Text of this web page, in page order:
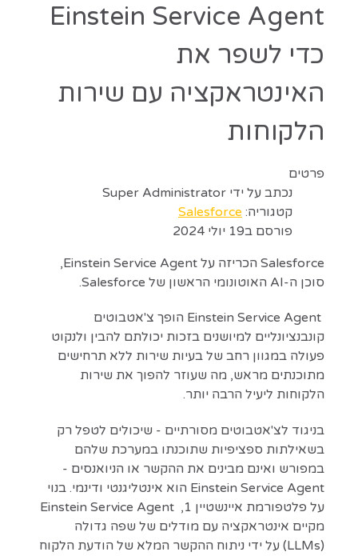
Einstein Service Agent
כדי לשפר את
האינטראקציה עם שירות
הלקוחות
פרטים
נכתב על ידיSuper Administrator
קטגוריה:Salesforce
פורסם ב19 יולי 2024
Salesforce הכריזה על Einstein Service Agent,
סוכן ה-AI האוטונומי הראשון של Salesforce.
Einstein Service Agent הופך צ'אטבוטים
קונבנציונליים למיושנים בזכות יכולתם להבין ולנקוט
פעולה במגוון רחב של בעיות שירות ללא תרחישים
מתוכנתים מראש, מה שעוזר להפוך את שירות
הלקוחות ליעיל הרבה יותר.
בניגוד לצ'אטבוטים מסורתיים - שיכולים לטפל רק
בשאילתות ספציפיות שתוכנתו במערכת שלהם
במפורש ואינם מבינים את ההקשר או הניואנסים -
Einstein Service Agent הוא אינטליגנטי ודינמי. בנוי
על פלטפורמת איינשטיין 1, Einstein Service Agent
מקיים אינטראקציה עם מודלים של שפה גדולה
(LLMs) על ידי ניתוח ההקשר המלא של הודעת הלקוח